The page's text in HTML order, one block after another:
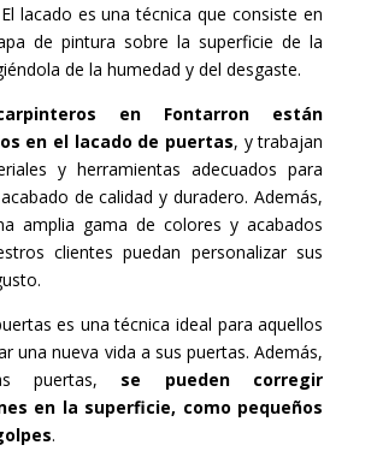
lacado es una técnica que consiste en
de pintura sobre la superficie de la
de la humedad y del desgaste.
en Fontarron están
en el lacado de puertas, y trabajan
y herramientas adecuados para
de calidad y duradero. Además,
amplia gama de colores y acabados
clientes puedan personalizar sus
es una técnica ideal para aquellos
una nueva vida a sus puertas. Además,
puertas, se pueden corregir
en la superficie, como pequeños
.